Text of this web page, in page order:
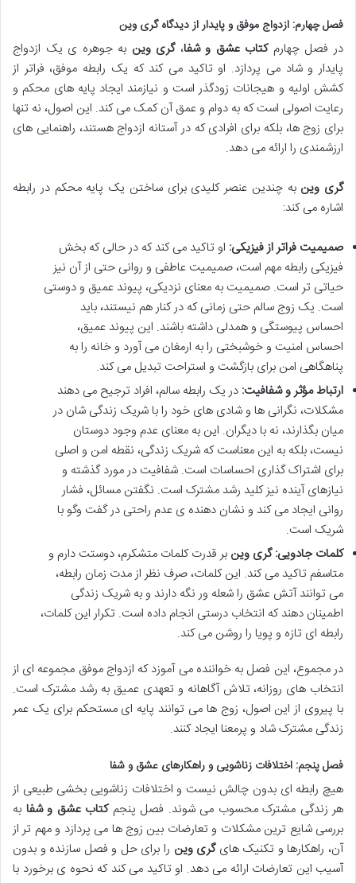
فصل چهارم: ازدواج موفق و پایدار از دیدگاهگری وین
در فصل چهارمکتاب عشق و شفا،گری وین به جوهره ی یک ازدواج
پایدار و شاد می پردازد. او تاکید می کند که یک رابطه موفق، فراتر از
کشش اولیه و هیجانات زودگذر است و نیازمند ایجاد پایه های محکم و
رعایت اصولی است که به دوام و عمق آن کمک می کند. این اصول، نه تنها
برای زوج ها، بلکه برای افرادی که در آستانه ازدواج هستند، راهنمایی های
ارزشمندی را ارائه می دهد.
گری وین به چندین عنصر کلیدی برای ساختن یک پایه محکم در رابطه
اشاره می کند:
صمیمیت فراتر از فیزیکی: او تاکید می کند که در حالی که بخش
فیزیکی رابطه مهم است، صمیمیت عاطفی و روانی حتی از آن نیز
حیاتی تر است. صمیمیت به معنای نزدیکی، پیوند عمیق و دوستی
است. یک زوج سالم حتی زمانی که در کنار هم نیستند، باید
احساس پیوستگی و همدلی داشته باشند. این پیوند عمیق،
احساس امنیت و خوشبختی را به ارمغان می آورد و خانه را به
پناهگاهی امن برای بازگشت و استراحت تبدیل می کند.
ارتباط مؤثر و شفافیت: در یک رابطه سالم، افراد ترجیح می دهند
مشکلات، نگرانی ها و شادی های خود را با شریک زندگی شان در
میان بگذارند، نه با دیگران. این به معنای عدم وجود دوستان
نیست، بلکه به این معناست که شریک زندگی، نقطه امن و اصلی
برای اشتراک گذاری احساسات است. شفافیت در مورد گذشته و
نیازهای آینده نیز کلید رشد مشترک است. نگفتن مسائل، فشار
روانی ایجاد می کند و نشان دهنده ی عدم راحتی در گفت وگو با
شریک است.
کلمات جادویی: گری وین بر قدرت کلمات متشکرم، دوستت دارم و
متاسفم تاکید می کند. این کلمات، صرف نظر از مدت زمان رابطه،
می توانند آتش عشق را شعله ور نگه دارند و به شریک زندگی
اطمینان دهند که انتخاب درستی انجام داده است. تکرار این کلمات،
رابطه ای تازه و پویا را روشن می کند.
در مجموع، این فصل به خواننده می آموزد که ازدواج موفق مجموعه ای از
انتخاب های روزانه، تلاش آگاهانه و تعهدی عمیق به رشد مشترک است.
با پیروی از این اصول، زوج ها می توانند پایه ای مستحکم برای یک عمر
زندگی مشترک شاد و پرمعنا ایجاد کنند.
فصل پنجم: اختلافات زناشویی و راهکارهای عشق و شفا
هیچ رابطه ای بدون چالش نیست و اختلافات زناشویی بخشی طبیعی از
هر زندگی مشترک محسوب می شوند. فصل پنجمکتاب عشق و شفا به
بررسی شایع ترین مشکلات و تعارضات بین زوج ها می پردازد و مهم تر از
آن، راهکارها و تکنیک هایگری وین را برای حل و فصل سازنده و بدون
آسیب این تعارضات ارائه می دهد. او تاکید می کند که نحوه ی برخورد با